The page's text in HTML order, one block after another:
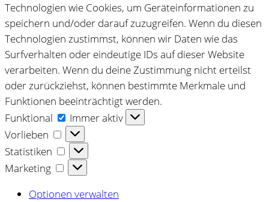
Technologien wie Cookies, um Geräteinformationen zu
speichern und/oder darauf zuzugreifen. Wenn du diesen
Technologien zustimmst, können wir Daten wie das
Surfverhalten oder eindeutige IDs auf dieser Website
verarbeiten. Wenn du deine Zustimmung nicht erteilst
oder zurückziehst, können bestimmte Merkmale und
Funktionen beeinträchtigt werden.
Funktional
Funktional
Immer aktiv
Vorlieben
Vorlieben
Statistiken
Statistiken
Marketing
Marketing
Optionen verwalten